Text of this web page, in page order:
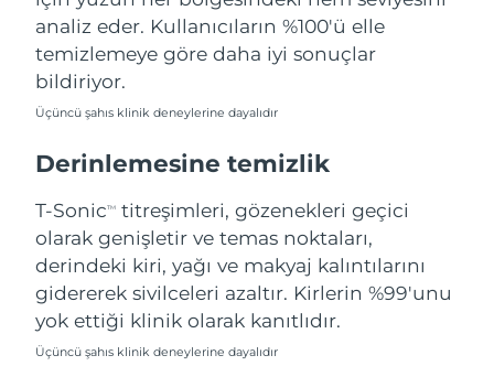
analiz eder. Kullanıcıların %100'ü elle
temizlemeye göre daha iyi sonuçlar
bildiriyor.
Üçüncü şahıs klinik deneylerine dayalıdır
Derinlemesine temizlik
T-SonicTM
titreşimleri, gözenekleri geçici
olarak genişletir ve temas noktaları,
derindeki kiri, yağı ve makyaj kalıntılarını
gidererek sivilceleri azaltır. Kirlerin %99'unu
yok ettiği klinik olarak kanıtlıdır.
Üçüncü şahıs klinik deneylerine dayalıdır
Filipinler Tahmini teslim tarihi
Polonya
Portekiz
Porto Riko Tahmini teslim tarihi
Katar Tahmini teslim tarihi
Reunion Tahmini teslim tarihi
Romanya Tahmini teslim tarihi